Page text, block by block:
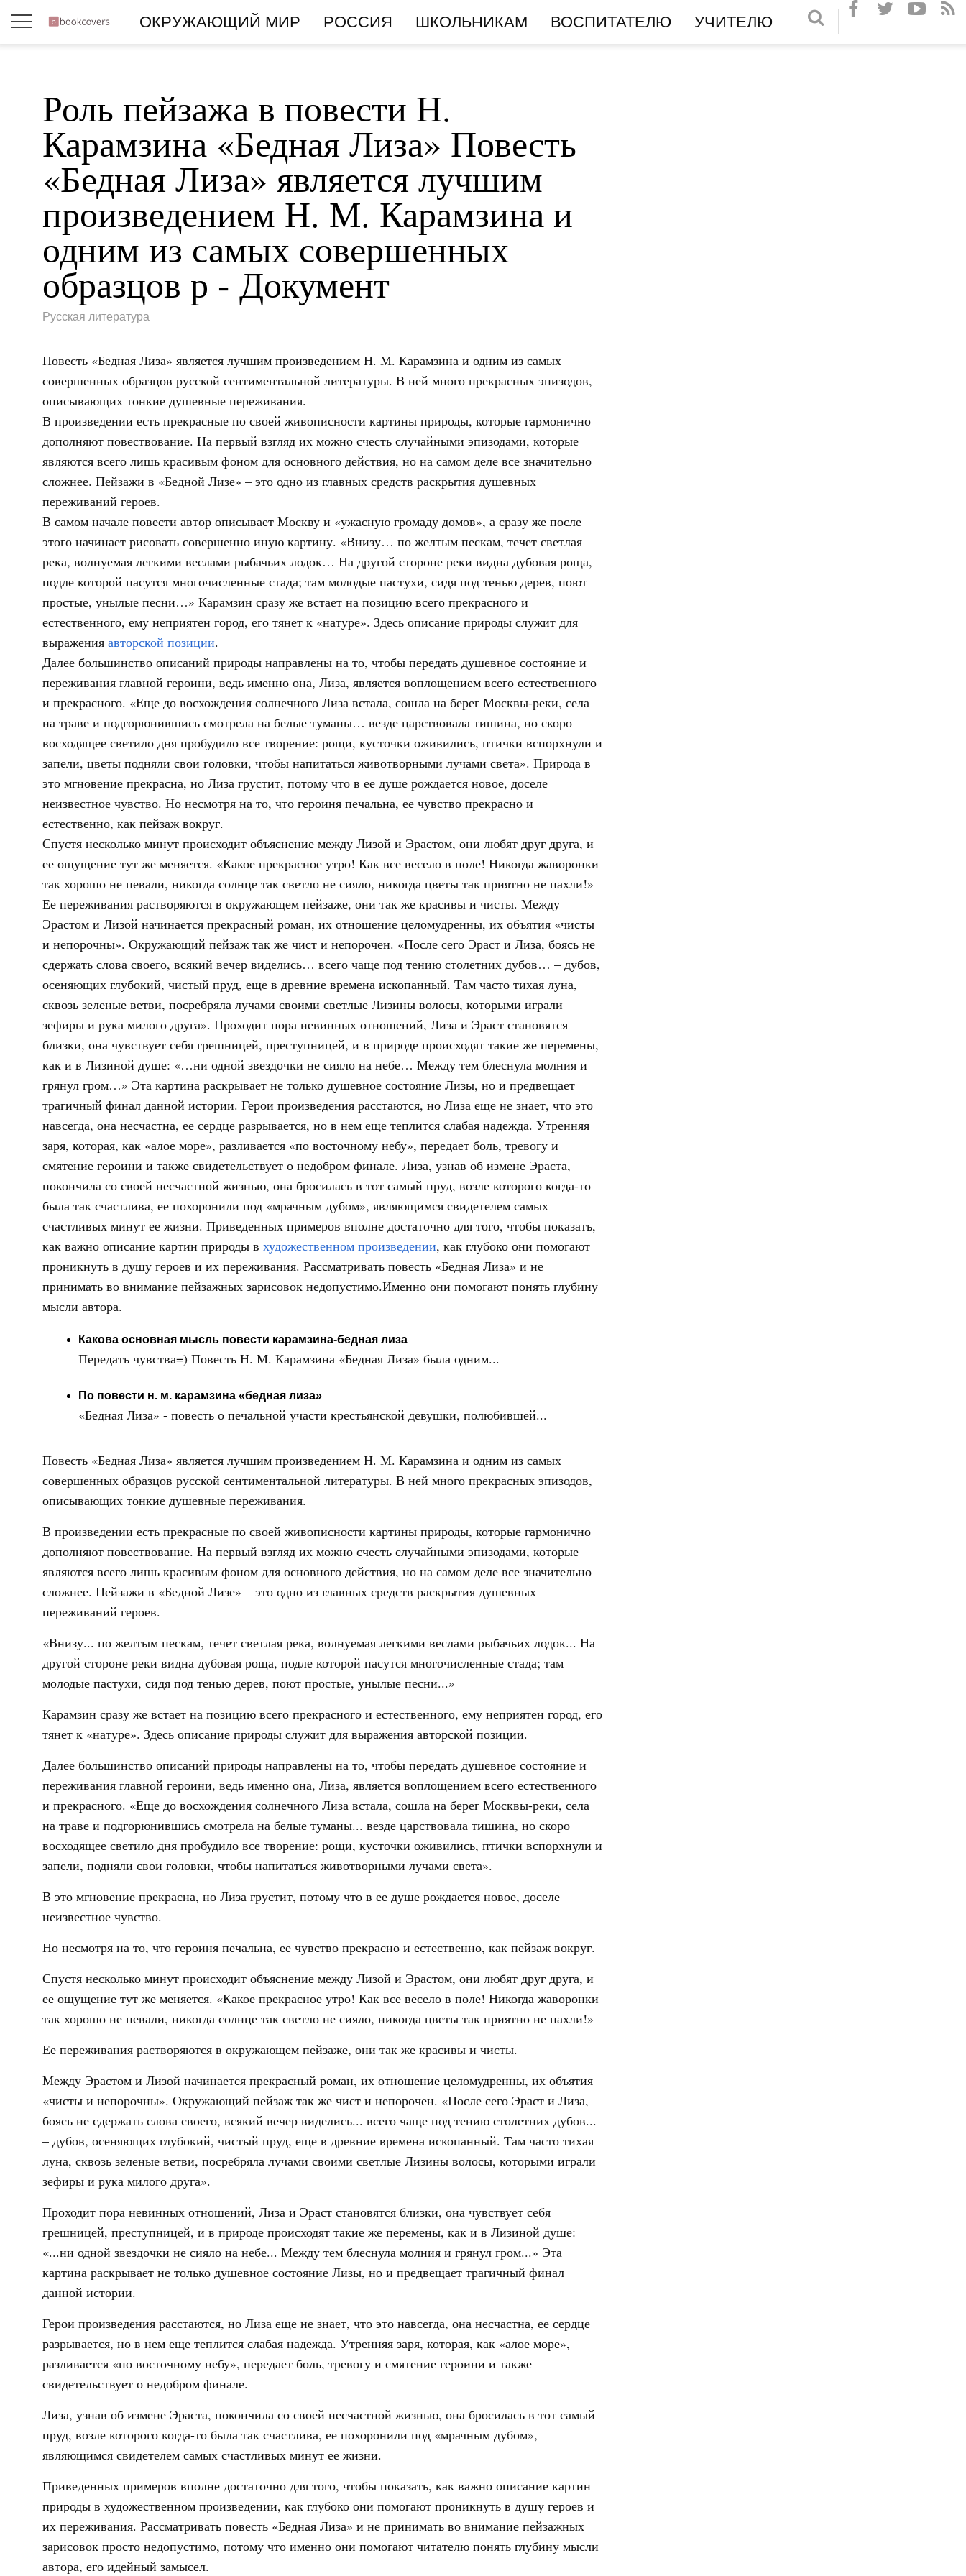
ОКРУЖАЮЩИЙ МИР РОССИЯ ШКОЛЬНИКАМ ВОСПИТАТЕЛЮ УЧИТЕЛЮ
Роль пейзажа в повести Н.
Карамзина «Бедная Лиза» Повесть
«Бедная Лиза» является лучшим
произведением Н. М. Карамзина и
одним из самых совершенных
образцов р - Документ
Русская литература
Повесть «Бедная Лиза» является лучшим произведением Н. М. Карамзина и одним из самых
совершенных образцов русской сентиментальной литературы. В ней много прекрасных эпизодов,
описывающих тонкие душевные переживания.
В произведении есть прекрасные по своей живописности картины природы, которые гармонично
дополняют повествование. На первый взгляд их можно счесть случайными эпизодами, которые
являются всего лишь красивым фоном для основного действия, но на самом деле все значительно
сложнее. Пейзажи в «Бедной Лизе» – это одно из главных средств раскрытия душевных
переживаний героев.
В самом начале повести автор описывает Москву и «ужасную громаду домов», а сразу же после
этого начинает рисовать совершенно иную картину. «Внизу… по желтым пескам, течет светлая
река, волнуемая легкими веслами рыбачьих лодок… На другой стороне реки видна дубовая роща,
подле которой пасутся многочисленные стада; там молодые пастухи, сидя под тенью дерев, поют
простые, унылые песни…» Карамзин сразу же встает на позицию всего прекрасного и
естественного, ему неприятен город, его тянет к «натуре». Здесь описание природы служит для
выражения авторской позиции.
Далее большинство описаний природы направлены на то, чтобы передать душевное состояние и
переживания главной героини, ведь именно она, Лиза, является воплощением всего естественного
и прекрасного. «Еще до восхождения солнечного Лиза встала, сошла на берег Москвы-реки, села
на траве и подгорюнившись смотрела на белые туманы… везде царствовала тишина, но скоро
восходящее светило дня пробудило все творение: рощи, кусточки оживились, птички вспорхнули и
запели, цветы подняли свои головки, чтобы напитаться животворными лучами света». Природа в
это мгновение прекрасна, но Лиза грустит, потому что в ее душе рождается новое, доселе
неизвестное чувство. Но несмотря на то, что героиня печальна, ее чувство прекрасно и
естественно, как пейзаж вокруг.
Спустя несколько минут происходит объяснение между Лизой и Эрастом, они любят друг друга, и
ее ощущение тут же меняется. «Какое прекрасное утро! Как все весело в поле! Никогда жаворонки
так хорошо не певали, никогда солнце так светло не сияло, никогда цветы так приятно не пахли!»
Ее переживания растворяются в окружающем пейзаже, они так же красивы и чисты. Между
Эрастом и Лизой начинается прекрасный роман, их отношение целомудренны, их объятия «чисты
и непорочны». Окружающий пейзаж так же чист и непорочен. «После сего Эраст и Лиза, боясь не
сдержать слова своего, всякий вечер виделись… всего чаще под тению столетних дубов… – дубов,
осеняющих глубокий, чистый пруд, еще в древние времена ископанный. Там часто тихая луна,
сквозь зеленые ветви, посребряла лучами своими светлые Лизины волосы, которыми играли
зефиры и рука милого друга». Проходит пора невинных отношений, Лиза и Эраст становятся
близки, она чувствует себя грешницей, преступницей, и в природе происходят такие же перемены,
как и в Лизиной душе: «…ни одной звездочки не сияло на небе… Между тем блеснула молния и
грянул гром…» Эта картина раскрывает не только душевное состояние Лизы, но и предвещает
трагичный финал данной истории. Герои произведения расстаются, но Лиза еще не знает, что это
навсегда, она несчастна, ее сердце разрывается, но в нем еще теплится слабая надежда. Утренняя
заря, которая, как «алое море», разливается «по восточному небу», передает боль, тревогу и
смятение героини и также свидетельствует о недобром финале. Лиза, узнав об измене Эраста,
покончила со своей несчастной жизнью, она бросилась в тот самый пруд, возле которого когда-то
была так счастлива, ее похоронили под «мрачным дубом», являющимся свидетелем самых
счастливых минут ее жизни. Приведенных примеров вполне достаточно для того, чтобы показать,
как важно описание картин природы в художественном произведении, как глубоко они помогают
проникнуть в душу героев и их переживания. Рассматривать повесть «Бедная Лиза» и не
принимать во внимание пейзажных зарисовок недопустимо.Именно они помогают понять глубину
мысли автора.
Какова основная мысль повести карамзина-бедная лиза
Передать чувства=) Повесть Н. М. Карамзина «Бедная Лиза» была одним...
По повести н. м. карамзина «бедная лиза»
«Бедная Лиза» - повесть о печальной участи крестьянской девушки, полюбившей...
Повесть «Бедная Лиза» является лучшим произведением Н. М. Карамзина и одним из самых
совершенных образцов русской сентиментальной литературы. В ней много прекрасных эпизодов,
описывающих тонкие душевные переживания.
В произведении есть прекрасные по своей живописности картины природы, которые гармонично
дополняют повествование. На первый взгляд их можно счесть случайными эпизодами, которые
являются всего лишь красивым фоном для основного действия, но на самом деле все значительно
сложнее. Пейзажи в «Бедной Лизе» – это одно из главных средств раскрытия душевных
переживаний героев.
«Внизу... по желтым пескам, течет светлая река, волнуемая легкими веслами рыбачьих лодок... На
другой стороне реки видна дубовая роща, подле которой пасутся многочисленные стада; там
молодые пастухи, сидя под тенью дерев, поют простые, унылые песни...»
Карамзин сразу же встает на позицию всего прекрасного и естественного, ему неприятен город, его
тянет к «натуре». Здесь описание природы служит для выражения авторской позиции.
Далее большинство описаний природы направлены на то, чтобы передать душевное состояние и
переживания главной героини, ведь именно она, Лиза, является воплощением всего естественного
и прекрасного. «Еще до восхождения солнечного Лиза встала, сошла на берег Москвы-реки, села
на траве и подгорюнившись смотрела на белые туманы... везде царствовала тишина, но скоро
восходящее светило дня пробудило все творение: рощи, кусточки оживились, птички вспорхнули и
запели, подняли свои головки, чтобы напитаться животворными лучами света».
В это мгновение прекрасна, но Лиза грустит, потому что в ее душе рождается новое, доселе
неизвестное чувство.
Но несмотря на то, что героиня печальна, ее чувство прекрасно и естественно, как пейзаж вокруг.
Спустя несколько минут происходит объяснение между Лизой и Эрастом, они любят друг друга, и
ее ощущение тут же меняется. «Какое прекрасное утро! Как все весело в поле! Никогда жаворонки
так хорошо не певали, никогда солнце так светло не сияло, никогда цветы так приятно не пахли!»
Ее переживания растворяются в окружающем пейзаже, они так же красивы и чисты.
Между Эрастом и Лизой начинается прекрасный роман, их отношение целомудренны, их объятия
«чисты и непорочны». Окружающий пейзаж так же чист и непорочен. «После сего Эраст и Лиза,
боясь не сдержать слова своего, всякий вечер виделись... всего чаще под тению столетних дубов...
– дубов, осеняющих глубокий, чистый пруд, еще в древние времена ископанный. Там часто тихая
луна, сквозь зеленые ветви, посребряла лучами своими светлые Лизины волосы, которыми играли
зефиры и рука милого друга».
Проходит пора невинных отношений, Лиза и Эраст становятся близки, она чувствует себя
грешницей, преступницей, и в природе происходят такие же перемены, как и в Лизиной душе:
«...ни одной звездочки не сияло на небе... Между тем блеснула молния и грянул гром...» Эта
картина раскрывает не только душевное состояние Лизы, но и предвещает трагичный финал
данной истории.
Герои произведения расстаются, но Лиза еще не знает, что это навсегда, она несчастна, ее сердце
разрывается, но в нем еще теплится слабая надежда. Утренняя заря, которая, как «алое море»,
разливается «по восточному небу», передает боль, тревогу и смятение героини и также
свидетельствует о недобром финале.
Лиза, узнав об измене Эраста, покончила со своей несчастной жизнью, она бросилась в тот самый
пруд, возле которого когда-то была так счастлива, ее похоронили под «мрачным дубом»,
являющимся свидетелем самых счастливых минут ее жизни.
Приведенных примеров вполне достаточно для того, чтобы показать, как важно описание картин
природы в художественном произведении, как глубоко они помогают проникнуть в душу героев и
их переживания. Рассматривать повесть «Бедная Лиза» и не принимать во внимание пейзажных
зарисовок просто недопустимо, потому что именно они помогают читателю понять глубину мысли
автора, его идейный замысел.